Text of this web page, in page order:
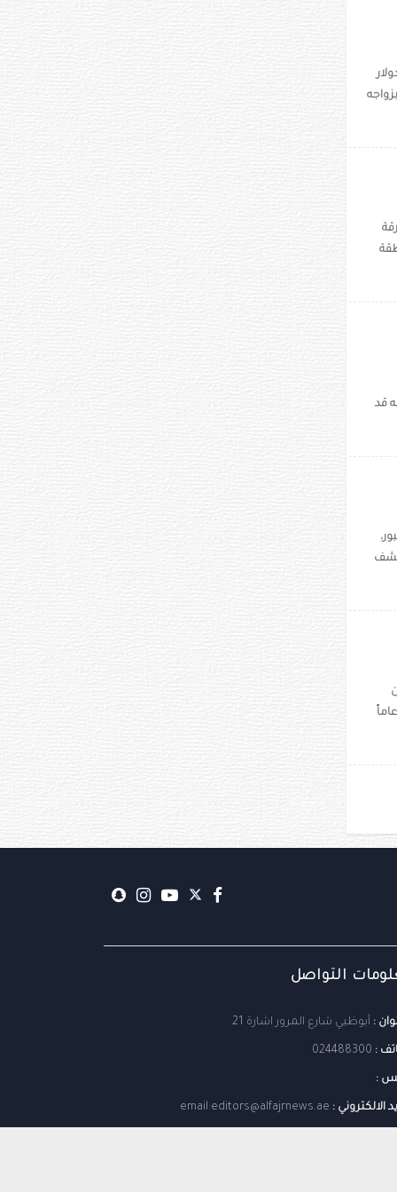
كبرى في اليانصيب بـ 700 ألف دولار
قد
جسم جندي متقاعد. وبحسب وكالة "رويترز" أوضح الجيش أن ضابط الصف السابق البالغ 62 عاماً
التواصل
: أبوظبي شارع المرور اشارة 21
:
024488300
:
الالكتروني : email:editors@alfajrnews.ae